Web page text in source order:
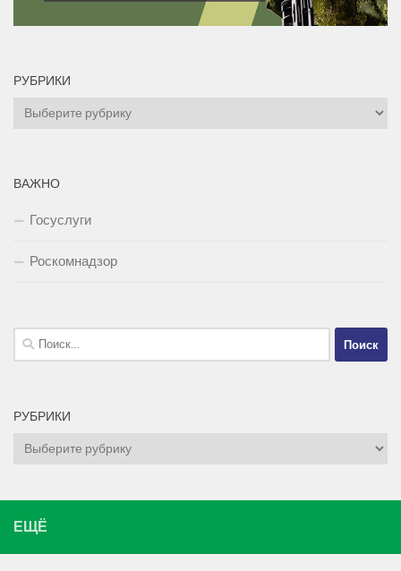
РУБРИКИ
Рубрики
ВАЖНО
Госуслуги
Роскомнадзор
Найти:
РУБРИКИ
Рубрики
ЕЩЁ